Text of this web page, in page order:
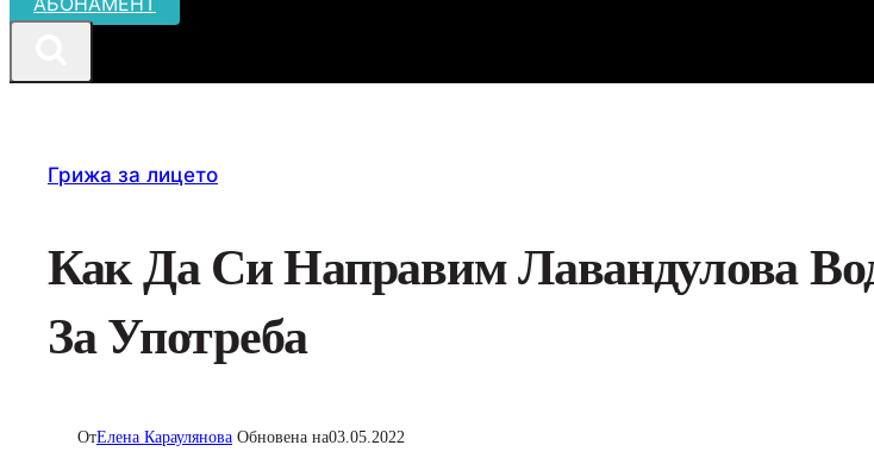
Грижа за лицето
Как Да Си Направим Лавандулова
За Употреба
ОтЕлена Караулянова Обновена на03.05.2022